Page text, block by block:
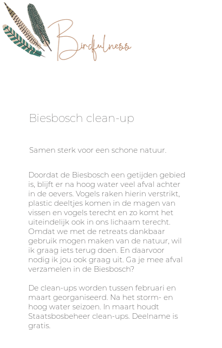
Biesbosch clean-up
Samen sterk voor een schone natuur.
Doordat de Biesbosch een getijden gebied
is, blijft er na hoog water veel afval achter
in de oevers. Vogels raken hierin verstrikt,
plastic deeltjes komen in de magen van
vissen en vogels terecht en zo komt het
uiteindelijk ook in ons lichaam terecht.
Omdat we met de retreats dankbaar
gebruik mogen maken van de natuur, wil
ik graag iets terug doen. En daarvoor
nodig ik jou ook graag uit. Ga je mee afval
verzamelen in de Biesbosch?
De clean-ups worden tussen februari en
maart georganiseerd. Na het storm- en
hoog water seizoen. In maart houdt
Staatsbosbeheer clean-ups. Deelname is
gratis.